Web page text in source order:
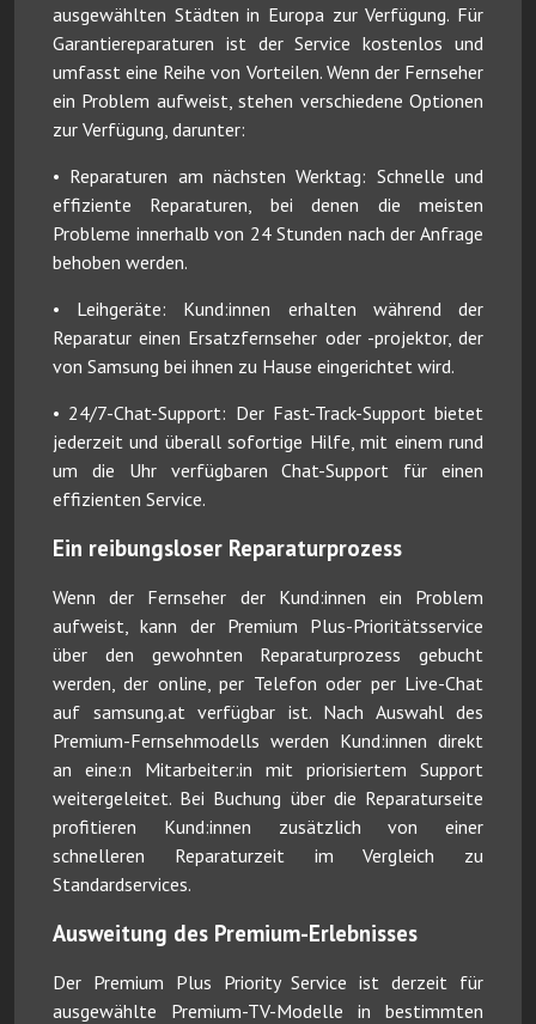
ausgewählten Städten in Europa zur Verfügung. Für
Garantiereparaturen ist der Service kostenlos und
umfasst eine Reihe von Vorteilen. Wenn der Fernseher
ein Problem aufweist, stehen verschiedene Optionen
zur Verfügung, darunter:
• Reparaturen am nächsten Werktag: Schnelle und
effiziente Reparaturen, bei denen die meisten
Probleme innerhalb von 24 Stunden nach der Anfrage
behoben werden.
• Leihgeräte: Kund:innen erhalten während der
Reparatur einen Ersatzfernseher oder -projektor, der
von Samsung bei ihnen zu Hause eingerichtet wird.
• 24/7-Chat-Support: Der Fast-Track-Support bietet
jederzeit und überall sofortige Hilfe, mit einem rund
um die Uhr verfügbaren Chat-Support für einen
effizienten Service.
Ein reibungsloser Reparaturprozess
Wenn der Fernseher der Kund:innen ein Problem
aufweist, kann der Premium Plus-Prioritätsservice
über den gewohnten Reparaturprozess gebucht
werden, der online, per Telefon oder per Live-Chat
auf samsung.at verfügbar ist. Nach Auswahl des
Premium-Fernsehmodells werden Kund:innen direkt
an eine:n Mitarbeiter:in mit priorisiertem Support
weitergeleitet. Bei Buchung über die Reparaturseite
profitieren Kund:innen zusätzlich von einer
schnelleren Reparaturzeit im Vergleich zu
Standardservices.
Ausweitung des Premium-Erlebnisses
Der Premium Plus Priority Service ist derzeit für
ausgewählte Premium-TV-Modelle in bestimmten